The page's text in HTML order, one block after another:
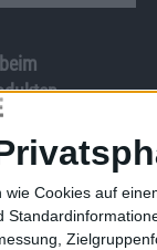
Cookies auf
Monday“